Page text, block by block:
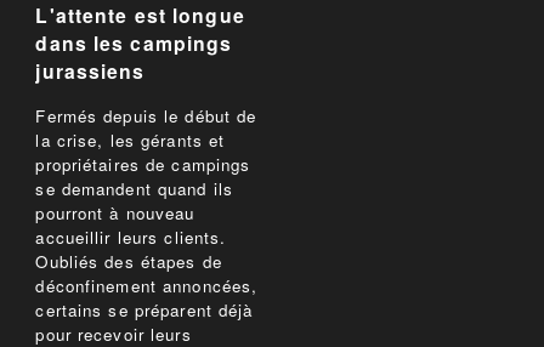
L'attente est longue
dans les campings
jurassiens
Fermés depuis le début de
la crise, les gérants et
propriétaires de campings
se demandent quand ils
pourront à nouveau
accueillir leurs clients.
Oubliés des étapes de
déconfinement annoncées,
certains se préparent déjà
pour recevoir leurs